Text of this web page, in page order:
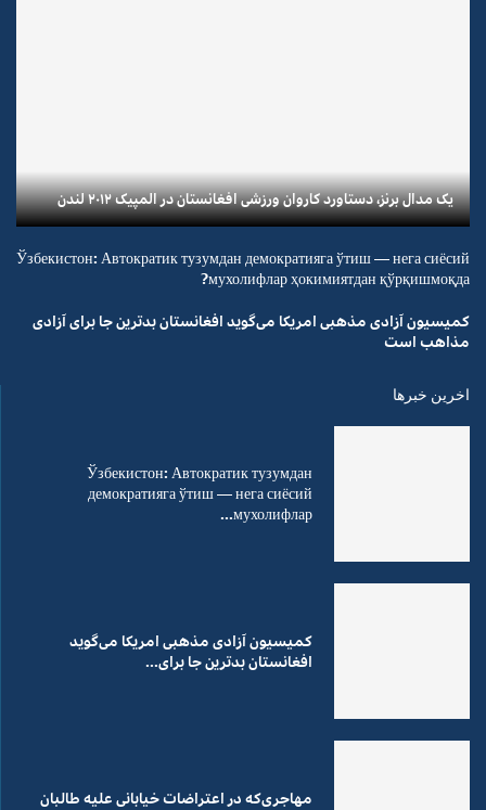
یک مدال برنز، دستاورد کاروان ورزشی افغانستان در المپیک ۲۰۱۲ لندن
Ўзбекистон: Автократик тузумдан демократияга ўтиш — нега сиёсий
мухолифлар ҳокимиятдан қўрқишмоқда?
کمیسیون آزادی مذهبی امریکا می‌گوید افغانستان بدترین جا برای آزادی
مذاهب است
اخرین خبرها
Ўзбекистон: Автократик тузумдан
демократияга ўтиш — нега сиёсий
мухолифлар...
کمیسیون آزادی مذهبی امریکا می‌گوید
افغانستان بدترین جا برای...
مهاجری‌که در اعتراضات خیابانی علیه طالبان